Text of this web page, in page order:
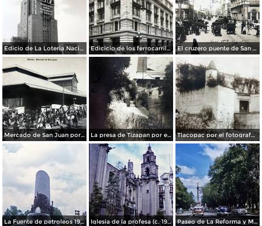
Edicio de La Loteria Nacional Ciudad de México Abril de 1964 Edicicio de los ferrocarriles. El cruzero puente de San Francisco y Guardiola por el fotografo Felix Miret.
Mercado de San Juan por el fotografo Felix Miret La presa de Tizapan por el fotografo Fernando Kososky. ( Circulada el 22 de Diembre de 1910 ). Tlacopac por el fotografo Hugo Brehme.
La Fuente de petroleos 1950. Iglesia de la profesa (c. 1950) Paseo de La Reforma y Mto a La Independencia 1950